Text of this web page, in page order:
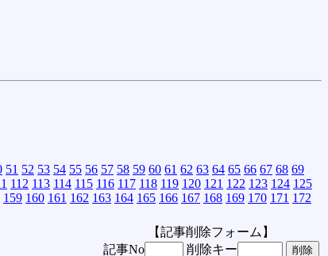
51 52 53 54 55 56 57 58 59 60 61 62 63 64 65 66 67 68 69
112 113 114 115 116 117 118 119 120 121 122 123 124 125
159 160 161 162 163 164 165 166 167 168 169 170 171 172
【記事削除フォーム】
記事No
削除キー